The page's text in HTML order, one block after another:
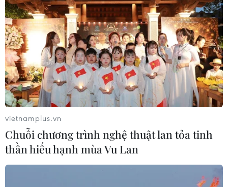
#Long An #Ban Kinh tế Trung ương
#Không gian kinh tế
#Quy hoạch
#Quốc lộ
#Kết nối giao thông
vietnamplus.vn
Chuỗi chương trình nghệ thuật lan tỏa tinh
thần hiếu hạnh mùa Vu Lan